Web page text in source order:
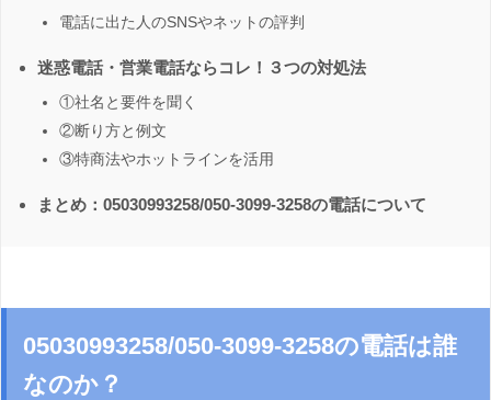
電話に出た人のSNSやネットの評判
迷惑電話・営業電話ならコレ！３つの対処法
①社名と要件を聞く
②断り方と例文
③特商法やホットラインを活用
まとめ：05030993258/050-3099-3258の電話について
05030993258/050-3099-3258の電話は誰
なのか？